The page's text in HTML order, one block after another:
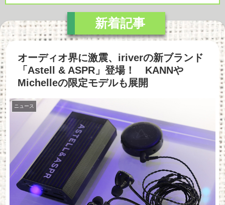
オーディオ界に激震、iriverの新ブランド
「Astell & ASPR」登場！ KANNや
Michelleの限定モデルも展開
ニュース